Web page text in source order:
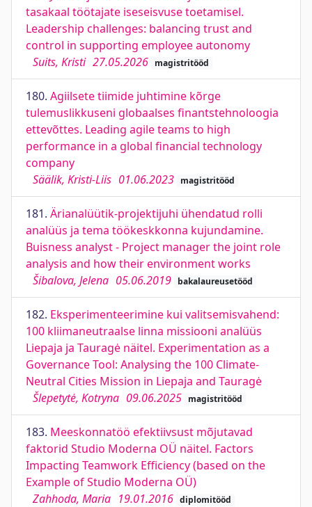
tasakaal töötajate iseseisvuse toetamisel.
Leadership challenges: balancing trust and
control in supporting employee autonomy
Suits, Kristi 27.05.2026 magistritööd
180. Agiilsete tiimide juhtimine kõrge
tulemuslikkuseni globaalses finantstehnoloogia
ettevõttes. Leading agile teams to high
performance in a global financial technology
company
Säälik, Kristi-Liis 01.06.2023 magistritööd
181. Ärianalüütik-projektijuhi ühendatud rolli
analüüs ja tema töökeskkonna kujundamine.
Buisness analyst - Project manager the joint role
analysis and how their environment works
Šibalova, Jelena 05.06.2019 bakalaureusetööd
182. Eksperimenteerimine kui valitsemisvahend:
100 kliimaneutraalse linna missiooni analüüs
Liepaja ja Tauragė näitel. Experimentation as a
Governance Tool: Analysing the 100 Climate-
Neutral Cities Mission in Liepaja and Tauragė
Šlepetytė, Kotryna 09.06.2025 magistritööd
183. Meeskonnatöö efektiivsust mõjutavad
faktorid Studio Moderna OÜ näitel. Factors
Impacting Teamwork Efficiency (based on the
Example of Studio Moderna OÜ)
Zahhoda, Maria 19.01.2016 diplomitööd